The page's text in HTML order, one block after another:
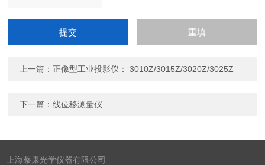
上一篇： 正像型工业投影仪： 3010Z/3015Z/3020Z/3025Z
下一篇：线位移测量仪
上海蔡康光学仪器有限公司